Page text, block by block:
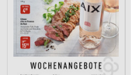
Nicht-IAB-Verarbeitungszwecke:
Notwendig
Performance
Funktional